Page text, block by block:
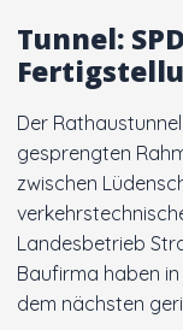
Innenstadt
Der
Ratsfraktion
Kontakt
Tunnel:
Der
gesprengten
zwischen
Landesbetrieb
Baufirma haben
dem nächsten